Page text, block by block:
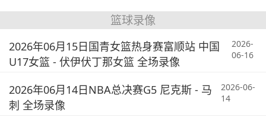
篮球录像
2026年06月15日国青女篮热身赛富顺站 中国
U17女篮 - 伏伊伏丁那女篮 全场录像
2026-
06-16
2026年06月14日NBA总决赛G5 尼克斯 - 马
刺 全场录像
2026-06-
14